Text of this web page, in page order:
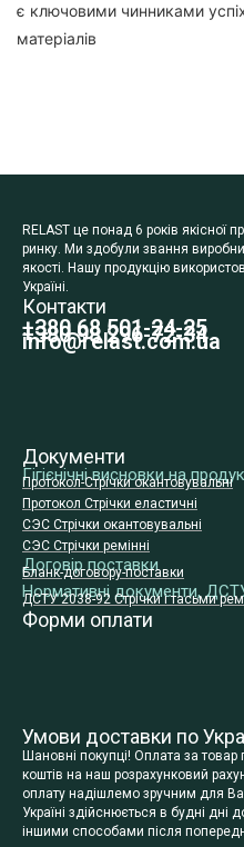
є ключовими чинниками
матеріалів
RELAST це понад 6 років якісної
ринку. Ми здобули звання
якості. Нашу продукцію
Україні.
Контакти
+380 68 501-24-25
+380 98 296-72-34
info@relast.com.ua
Документи
Гігієнічні висновки на
Протокол-Стрічки окантовувальні
Протокол Стрічки еластичні
СЭС Стрічки окантовувальні
СЭС Стрічки ремінні
Договір поставки
Бланк-договору-поставки
Нормативні документи,
ДСТУ 2038-92 Стрічки і тасьми
Форми оплати
Умови доставки по
Шановні покупці! Оплата за
коштів на наш розрахунковий
оплату надішлемо зручним для
Україні здійснюється в будні
іншими способами після